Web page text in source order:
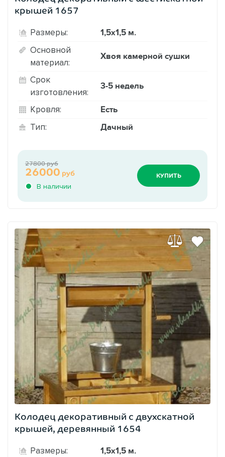
крышей 1657
Размеры: 1,5х1,5 м.
Основной
материал:
Хвоя камерной сушки
Срок
изготовления:
3-5 недель
Кровля: Есть
Тип: Дачный
В наличии
26000 руб
27800 руб
КУПИТЬ
Колодец декоративный с двухскатной
крышей, деревянный 1654
Размеры: 1,5х1,5 м.